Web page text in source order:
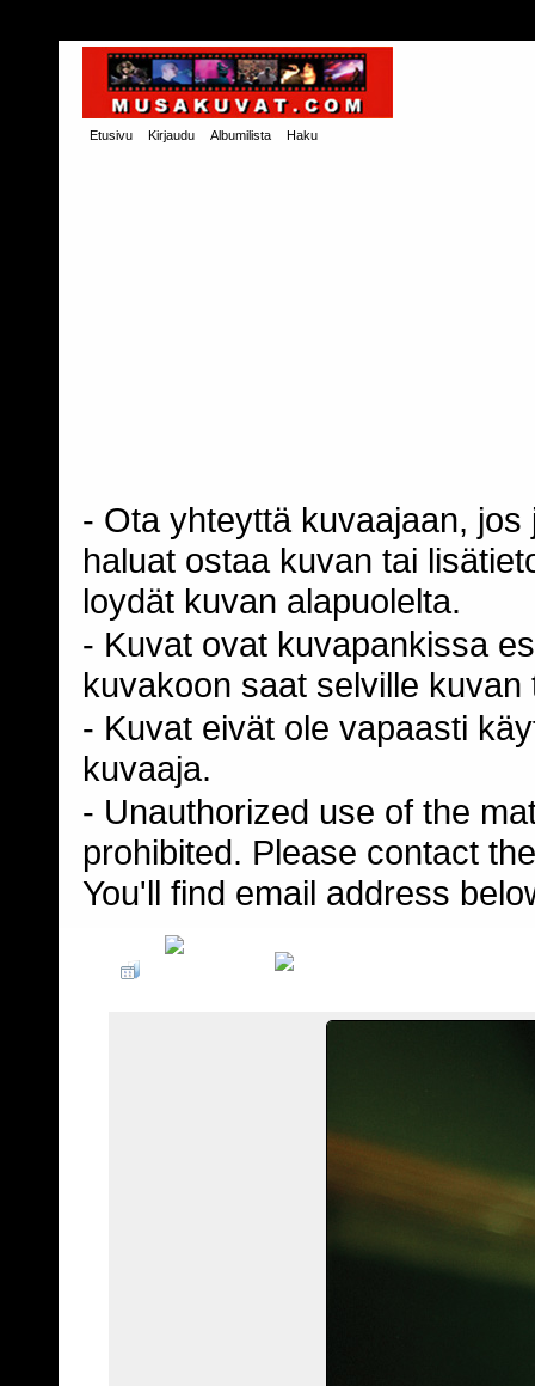
Etusivu Kirjaudu Albumilista Haku
- Ota yhteyttä kuvaajaan,
haluat ostaa kuvan tai
loydät kuvan alapuolelta.
- Kuvat ovat kuvapankissa
kuvakoon saat selville
- Kuvat eivät ole vapaasti
kuvaaja.
- Unauthorized use of the
prohibited. Please contact
You'll find email address